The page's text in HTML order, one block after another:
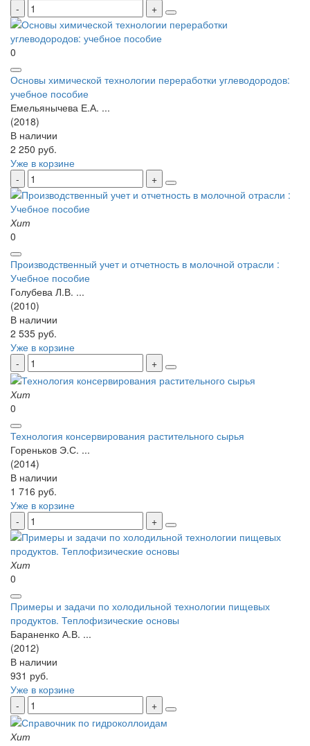
0
Основы химической технологии переработки углеводородов:
учебное пособие
Емельянычева Е.А. ...
(2018)
В наличии
2 250 руб.
Уже в корзине
Хит
0
Производственный учет и отчетность в молочной отрасли :
Учебное пособие
Голубева Л.В. ...
(2010)
В наличии
2 535 руб.
Уже в корзине
Хит
0
Технология консервирования растительного сырья
Гореньков Э.С. ...
(2014)
В наличии
1 716 руб.
Уже в корзине
Хит
0
Примеры и задачи по холодильной технологии пищевых
продуктов. Теплофизические основы
Бараненко А.В. ...
(2012)
В наличии
931 руб.
Уже в корзине
Хит